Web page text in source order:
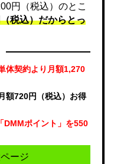
円（税込）のとこ
税込）だからとっ
体契約より月額1,270
額720円（税込）お得
「DMMポイント」を550
ージ